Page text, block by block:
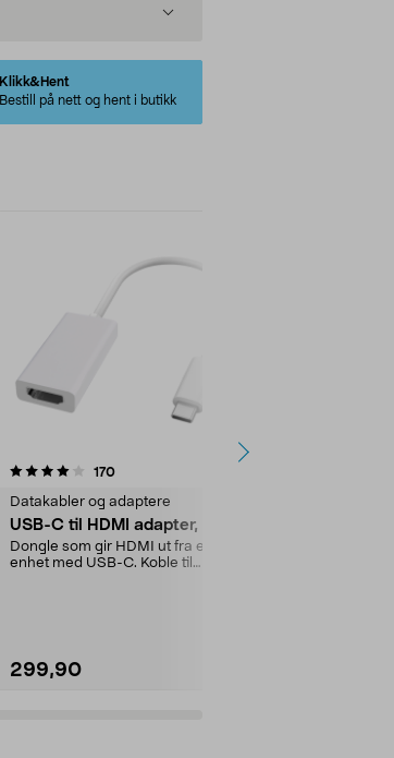
Klikk&Hent
Bestill på nett og hent i butikk
170anmeldelser
Datakabler og adaptere
USB-C til HDMI adapter, hvit
Dongle som gir HDMI ut fra en
enhet med USB-C. Koble til
299,90
5.0 av 5 stjerner